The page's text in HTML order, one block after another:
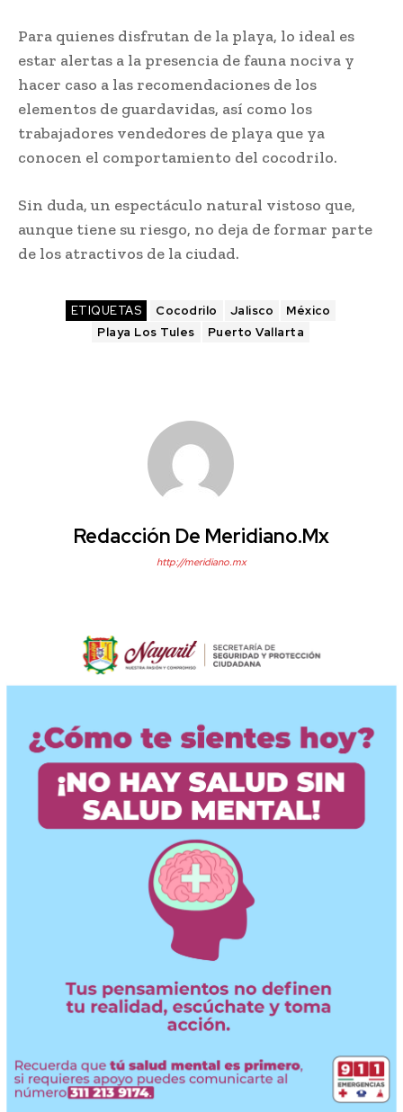
Para quienes disfrutan de la playa, lo ideal es
estar alertas a la presencia de fauna nociva y
hacer caso a las recomendaciones de los
elementos de guardavidas, así como los
trabajadores vendedores de playa que ya
conocen el comportamiento del cocodrilo.
Sin duda, un espectáculo natural vistoso que,
aunque tiene su riesgo, no deja de formar parte
de los atractivos de la ciudad.
ETIQUETAS Cocodrilo Jalisco
México
Playa Los Tules
Puerto Vallarta
Redacción De Meridiano.mx
http://meridiano.mx